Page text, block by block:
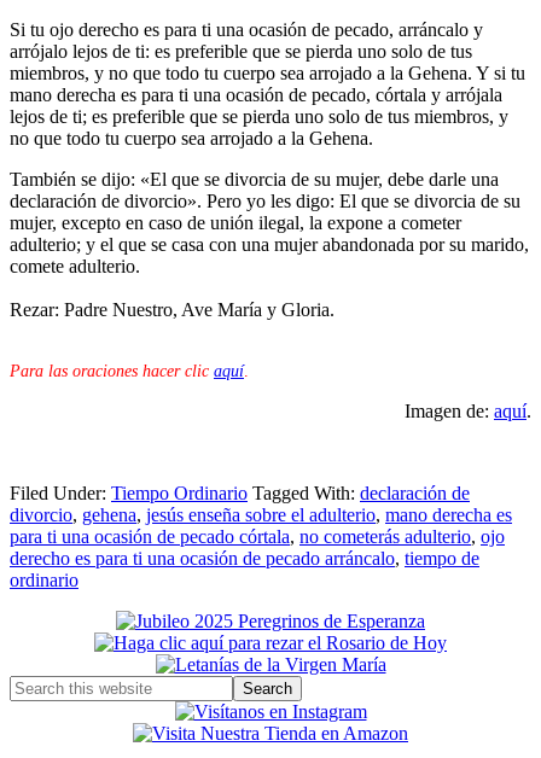
Si tu ojo derecho es para ti una ocasión de pecado, arráncalo y
arrójalo lejos de ti: es preferible que se pierda uno solo de tus
miembros, y no que todo tu cuerpo sea arrojado a la Gehena. Y si tu
mano derecha es para ti una ocasión de pecado, córtala y arrójala
lejos de ti; es preferible que se pierda uno solo de tus miembros, y
no que todo tu cuerpo sea arrojado a la Gehena.
También se dijo: «El que se divorcia de su mujer, debe darle una
declaración de divorcio». Pero yo les digo: El que se divorcia de su
mujer, excepto en caso de unión ilegal, la expone a cometer
adulterio; y el que se casa con una mujer abandonada por su marido,
comete adulterio.
Rezar: Padre Nuestro, Ave María y Gloria.
Para las oraciones hacer clic aquí.
Imagen de: aquí.
Filed Under: Tiempo Ordinario Tagged With: declaración de
divorcio, gehena, jesús enseña sobre el adulterio, mano derecha es
para ti una ocasión de pecado córtala, no cometerás adulterio, ojo
derecho es para ti una ocasión de pecado arráncalo, tiempo de
ordinario
Primary
Sidebar
Search
this